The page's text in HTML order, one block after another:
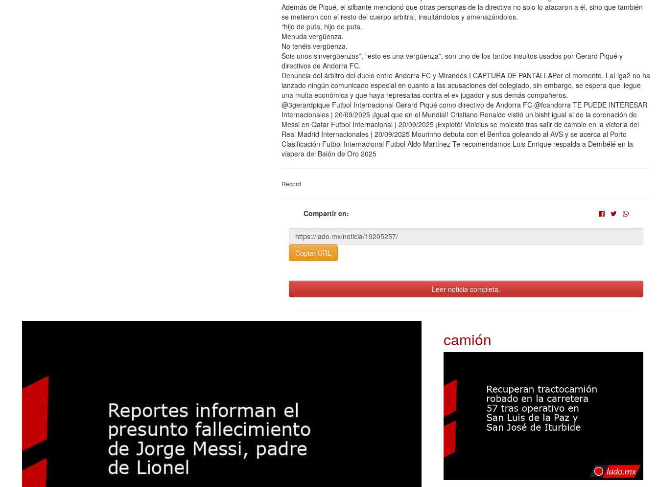
Además de Piqué, el silbante mencionó que otras personas de la directiva no solo lo atacaron a él, sino que también
se metieron con el resto del cuerpo arbitral, insultándolos y amenazándolos.
“hijo de puta, hijo de puta.
Menuda vergüenza.
No tenéis vergüenza.
Sois unos sinvergüenzas”, “esto es una vergüenza”, son uno de los tantos insultos usados por Gerard Piqué y
directivos de Andorra FC.
Denuncia del árbitro del duelo entre Andorra FC y Mirandés I CAPTURA DE PANTALLAPor el momento, LaLiga2 no ha
lanzado ningún comunicado especial en cuanto a las acusaciones del colegiado, sin embargo, se espera que llegue
una multa económica y que haya represalias contra el ex jugador y sus demás compañeros.
@3gerardpique Futbol Internacional Gerard Piqué como directivo de Andorra FC @fcandorra TE PUEDE INTERESAR
Internacionales | 20/09/2025 ¡Igual que en el Mundial! Cristiano Ronaldo vistió un bisht igual al de la coronación de
Messi en Qatar Futbol Internacional | 20/09/2025 ¡Explotó! Vinicius se molestó tras salir de cambio en la victoria del
Real Madrid Internacionales | 20/09/2025 Mourinho debuta con el Benfica goleando al AVS y se acerca al Porto
Clasificación Futbol Internacional Futbol Aldo Martínez Te recomendamos Luis Enrique respalda a Dembélé en la
víspera del Balón de Oro 2025
Record
Compartir en:
Copiar URL
Leer noticia completa.
camión